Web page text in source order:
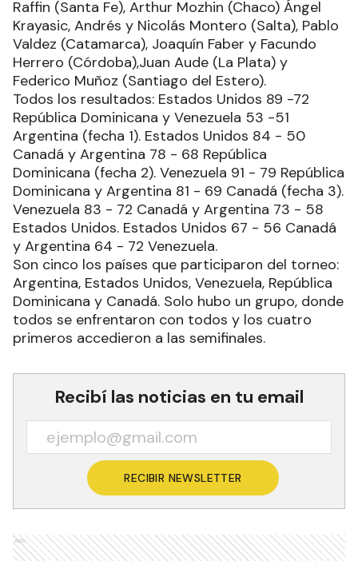
Raffin (Santa Fe), Arthur Mozhin (Chaco) Ángel
Krayasic, Andrés y Nicolás Montero (Salta), Pablo
Valdez (Catamarca), Joaquín Faber y Facundo
Herrero (Córdoba),Juan Aude (La Plata) y
Federico Muñoz (Santiago del Estero).
Todos los resultados: Estados Unidos 89 -72
República Dominicana y Venezuela 53 -51
Argentina (fecha 1). Estados Unidos 84 - 50
Canadá y Argentina 78 - 68 República
Dominicana (fecha 2). Venezuela 91 - 79 República
Dominicana y Argentina 81 - 69 Canadá (fecha 3).
Venezuela 83 - 72 Canadá y Argentina 73 - 58
Estados Unidos. Estados Unidos 67 - 56 Canadá
y Argentina 64 - 72 Venezuela.
Son cinco los países que participaron del torneo:
Argentina, Estados Unidos, Venezuela, República
Dominicana y Canadá. Solo hubo un grupo, donde
todos se enfrentaron con todos y los cuatro
primeros accedieron a las semifinales.
Recibí las noticias en tu email
RECIBIR NEWSLETTER
Ads